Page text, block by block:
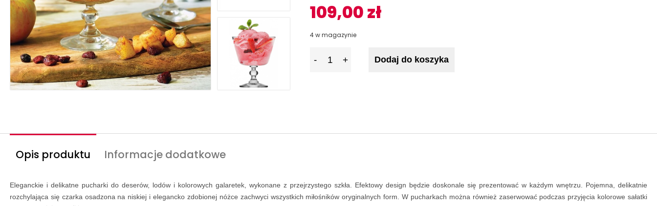
109,00zł
4 w magazynie
Dodaj do koszyka
Opis produktu Informacje dodatkowe
Eleganckie i delikatne pucharki do deserów, lodów i kolorowych galaretek, wykonane z przejrzystego szkła. Efektowy design będzie doskonale się prezentować w każdym wnętrzu. Pojemna, delikatnie
rozchylająca się czarka osadzona na niskiej i elegancko zdobionej nóżce zachwyci wszystkich miłośników oryginalnych form. W pucharkach można również zaserwować podczas przyjęcia kolorowe sałatki